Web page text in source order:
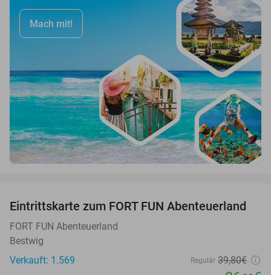
Mach mit!
32%
Eintrittskarte zum FORT FUN Abenteuerland
FORT FUN Abenteuerland
Bestwig
Verkauft: 1.569
Regulär 39,80€